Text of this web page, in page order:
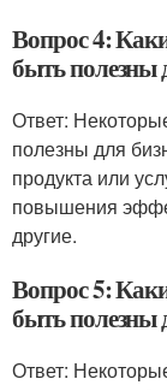
Вопрос 4:
быть полезны
Ответ:
полезны для
продукта или
повышения
другие.
Вопрос 5:
быть полезны
Ответ: